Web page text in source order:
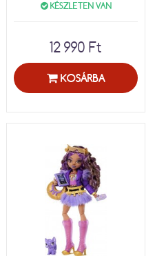
KÉSZLETEN VAN
12 990 Ft
KOSÁRBA